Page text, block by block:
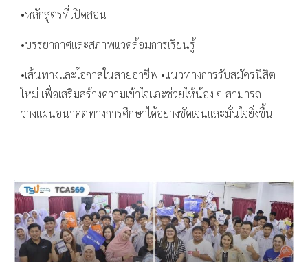
•หลักสูตรที่เปิดสอน
•บรรยากาศและสภาพแวดล้อมการเรียนรู้
•เส้นทางและโอกาสในสายอาชีพ •แนวทางการรับสมัครนิสิต
ใหม่ เพื่อเสริมสร้างความเข้าใจและช่วยให้น้อง ๆ สามารถ
วางแผนอนาคตทางการศึกษาได้อย่างชัดเจนและมั่นใจยิ่งขึ้น